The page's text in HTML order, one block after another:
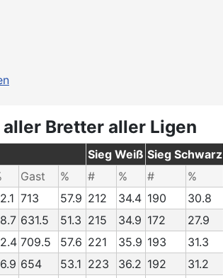
Bretter aller Ligen
Sieg Weiß Sieg Schwarz
Gast % # % # %
713 57.9 212 34.4 190 30.8
631.5 51.3 215 34.9 172 27.9
709.5 57.6 221 35.9 193 31.3
654 53.1 223 36.2 192 31.2